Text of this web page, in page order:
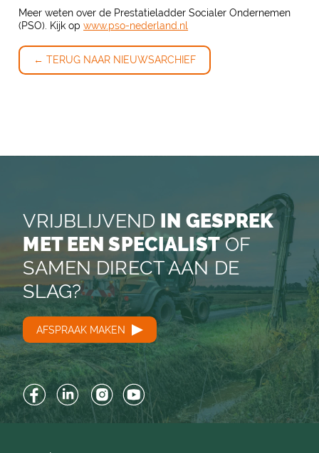
Meer weten over de Prestatieladder Socialer Ondernemen
(PSO). Kijk opwww.pso-nederland.nl
← TERUG NAAR NIEUWSARCHIEF
VRIJBLIJVEND
IN GESPREK
MET EEN SPECIALISTOF
SAMEN DIRECT AAN DE
SLAG?
AFSPRAAK MAKEN
FacebookLinkedInInstagramYouTube